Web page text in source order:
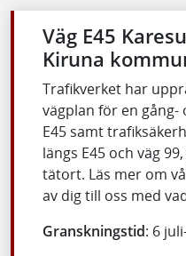
Väg E45
Kiruna
Trafikverket har
vägplan för en gång-
E45 samt
längs E45 och väg
tätort. Läs mer om
av dig till oss med
Granskningstid: 6